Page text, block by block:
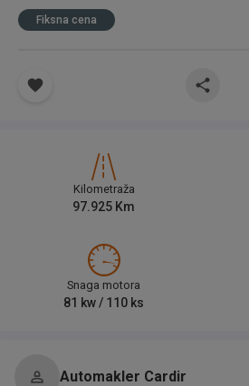
Fiksna cena
Kilometraža
97.925 Km
Snaga motora
81 kw / 110 ks
Automakler Cardir